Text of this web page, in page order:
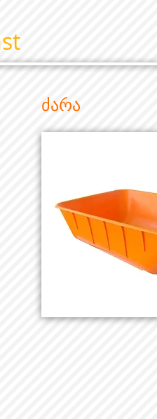
ძარა